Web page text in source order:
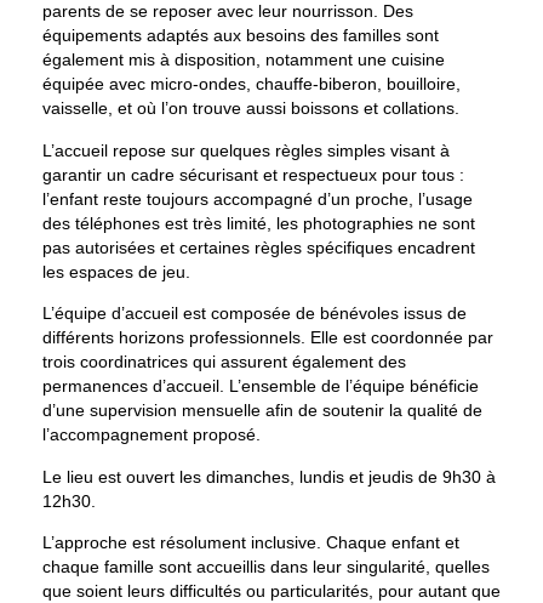
parents de se reposer avec leur nourrisson. Des
équipements adaptés aux besoins des familles sont
également mis à disposition, notamment une cuisine
équipée avec micro-ondes, chauffe-biberon, bouilloire,
vaisselle, et où l’on trouve aussi boissons et collations.
L’accueil repose sur quelques règles simples visant à
garantir un cadre sécurisant et respectueux pour tous :
l’enfant reste toujours accompagné d’un proche, l’usage
des téléphones est très limité, les photographies ne sont
pas autorisées et certaines règles spécifiques encadrent
les espaces de jeu.
L’équipe d’accueil est composée de bénévoles issus de
différents horizons professionnels. Elle est coordonnée par
trois coordinatrices qui assurent également des
permanences d’accueil. L’ensemble de l’équipe bénéficie
d’une supervision mensuelle afin de soutenir la qualité de
l’accompagnement proposé.
Le lieu est ouvert les dimanches, lundis et jeudis de 9h30 à
12h30.
L’approche est résolument inclusive. Chaque enfant et
chaque famille sont accueillis dans leur singularité, quelles
que soient leurs difficultés ou particularités, pour autant que